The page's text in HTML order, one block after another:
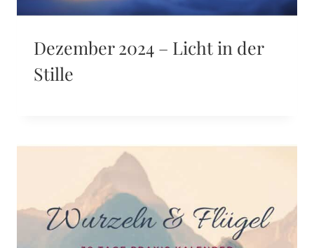
Dezember 2024 – Licht in der
Stille